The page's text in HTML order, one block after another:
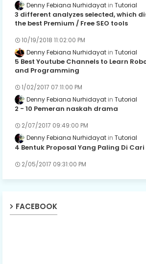
Denny Febiana Nurhidayat Tutorial
3 different analyzes selected, which
the best Premium / Free SEO tools
10/19/2018 11:02:00 PM
Denny Febiana Nurhidayat Tutorial
5 Best Youtube Channels to Learn
and Programming
1/02/2017 07:11:00 PM
Denny Febiana Nurhidayat Tutorial
2 - 10 Pemeran naskah drama
2/07/2017 09:49:00 PM
Denny Febiana Nurhidayat Tutorial
4 Bentuk Proposal Yang Paling Di Cari
2/05/2017 09:31:00 PM
FACEBOOK